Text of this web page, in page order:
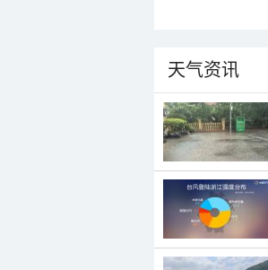
天气资讯